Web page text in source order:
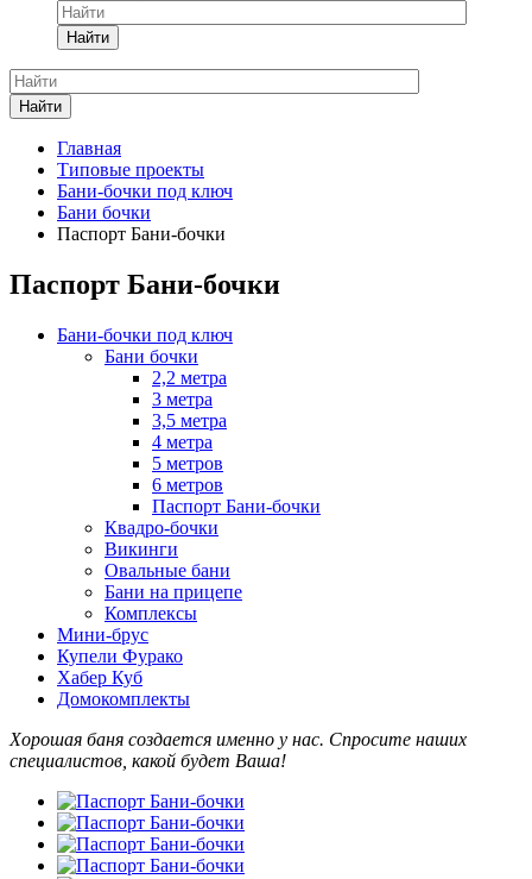
Найти
Найти
Главная
Типовые проекты
Бани-бочки под ключ
Бани бочки
Паспорт Бани-бочки
Паспорт Бани-бочки
Бани-бочки под ключ
Бани бочки
2,2 метра
3 метра
3,5 метра
4 метра
5 метров
6 метров
Паспорт Бани-бочки
Квадро-бочки
Викинги
Овальные бани
Бани на прицепе
Комплексы
Мини-брус
Купели Фурако
Хабер Куб
Домокомплекты
Хорошая баня создается именно у нас. Спросите наших
специалистов , какой будет Ваша!